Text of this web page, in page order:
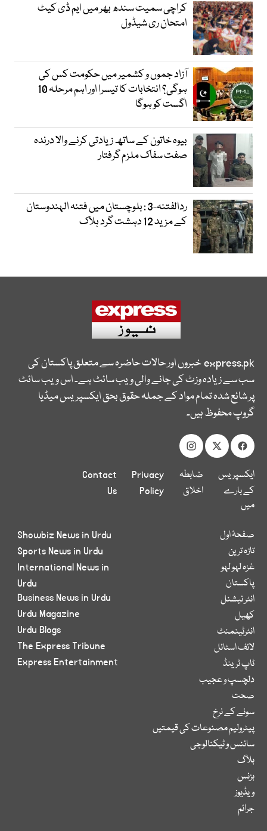
کراچی سمیت سندھ بھر میں ایم ڈی کیٹ
امتحان ری شیڈول
آزاد جموں و کشمیر میں حکومت کس کی
ہوگی؟ انتخابات کا تیسرا اور اہم مرحلہ 10
اگست کو ہوگا
بیوہ خاتون کے ساتھ زیادتی کرنے والا درندہ
صفت سفاک ملزم گرفتار
ردالفتنہ-3 : بلوچستان میں فتنہ الہندوستان
کے مزید 12 دہشت گرد ہلاک
express.pkخبروں اور حالات حاضرہ سے متعلق پاکستان کی
سب سے زیادہ وزٹ کی جانے والی ویب سائٹ ہے۔ اس ویب سائٹ
پر شائع شدہ تمام مواد کے جملہ حقوق بحق ایکسپریس میڈیا
گروپ محفوظ ہیں۔
ایکسپریس
کے بارے
میں
ضابطہ
اخلاق
Privacy
Policy
Contact
Us
صفحۂ اول
تازہ ترین
غزہ لہو لہو
پاکستان
انٹر نیشنل
کھیل
انٹرٹینمنٹ
لائف اسٹائل
ٹاپ ٹرینڈ
دلچسپ و عجیب
صحت
سونے کے نرخ
پیٹرولیم مصنوعات کی قیمتیں
سائنس و ٹیکنالوجی
بلاگ
بزنس
ویڈیوز
جرائم
Showbiz News in Urdu
Sports News in Urdu
International News in
Urdu
Business News in Urdu
Urdu Magazine
Urdu Blogs
The Express Tribune
Express Entertainment